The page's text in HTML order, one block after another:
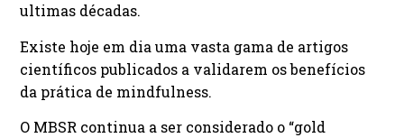
ultimas décadas.
Existe hoje em dia uma vasta gama de artigos
científicos publicados a validarem os benefícios
da prática de mindfulness.
O MBSR continua a ser considerado o “gold